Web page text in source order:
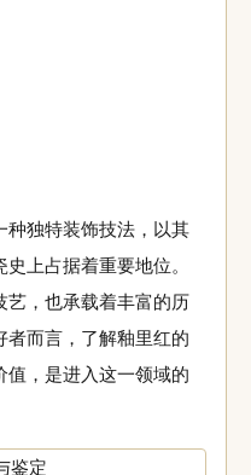
种独特装饰技法，以其
上占据着重要地位。
艺，也承载着丰富的历
者而言，了解釉里红的
值，是进入这一领域的